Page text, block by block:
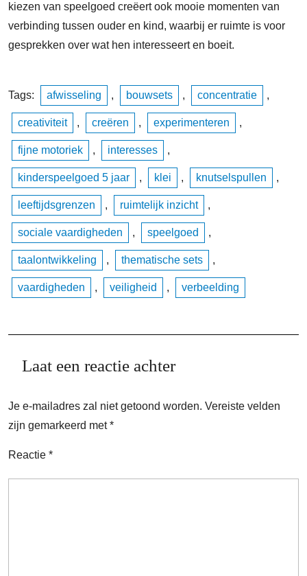
kiezen van speelgoed creëert ook mooie momenten van
verbinding tussen ouder en kind, waarbij er ruimte is voor
gesprekken over wat hen interesseert en boeit.
Tags: afwisseling , bouwsets , concentratie ,
creativiteit , creëren , experimenteren ,
fijne motoriek , interesses ,
kinderspeelgoed 5 jaar , klei , knutselspullen ,
leeftijdsgrenzen , ruimtelijk inzicht ,
sociale vaardigheden , speelgoed ,
taalontwikkeling , thematische sets ,
vaardigheden , veiligheid , verbeelding
Laat een reactie achter
Je e-mailadres zal niet getoond worden. Vereiste velden
zijn gemarkeerd met*
Reactie *